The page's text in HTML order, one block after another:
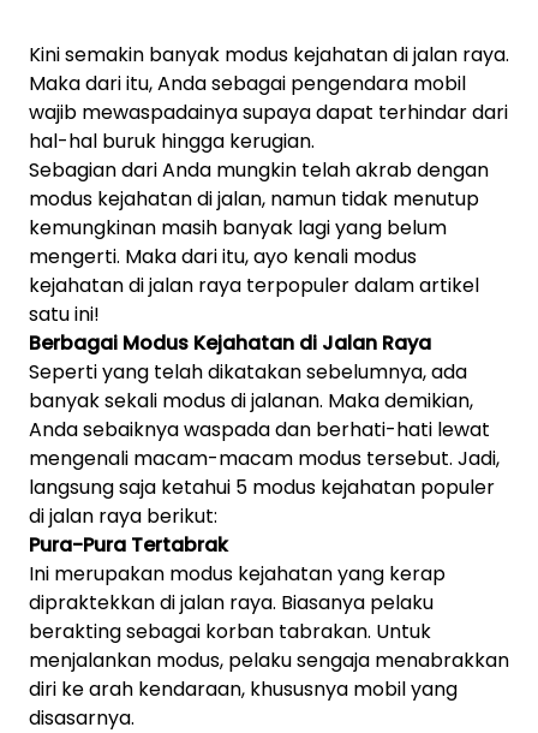
Kini semakin banyak modus kejahatan di jalan raya.
Maka dari itu, Anda sebagai pengendara mobil
wajib mewaspadainya supaya dapat terhindar dari
hal-hal buruk hingga kerugian.
Sebagian dari Anda mungkin telah akrab dengan
modus kejahatan di jalan, namun tidak menutup
kemungkinan masih banyak lagi yang belum
mengerti. Maka dari itu, ayo kenali modus
kejahatan di jalan raya terpopuler dalam artikel
satu ini!
Berbagai Modus Kejahatan di Jalan Raya
Seperti yang telah dikatakan sebelumnya, ada
banyak sekali modus di jalanan. Maka demikian,
Anda sebaiknya waspada dan berhati-hati lewat
mengenali macam-macam modus tersebut. Jadi,
langsung saja ketahui 5 modus kejahatan populer
di jalan raya berikut:
Pura-Pura Tertabrak
Ini merupakan modus kejahatan yang kerap
dipraktekkan di jalan raya. Biasanya pelaku
berakting sebagai korban tabrakan. Untuk
menjalankan modus, pelaku sengaja menabrakkan
diri ke arah kendaraan, khususnya mobil yang
disasarnya.